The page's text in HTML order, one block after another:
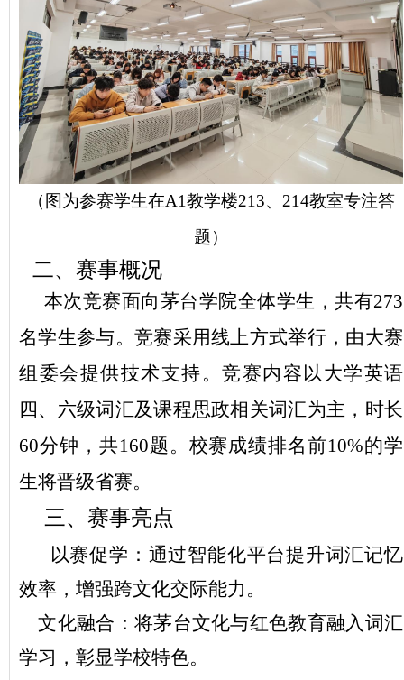
（图为参赛学生在A1教学楼213、 214教室专注答
题）
二、赛事概况
本次竞赛面向茅台学院全体学生，共有273
名学生参与。 竞赛采用线上方式举行，由大赛
组委会提供技术支持。 竞赛内容 以大学英语
四、六级词汇及课程思政相关词汇为主，时长
60分钟，共160题。校赛成绩排名前10%的学
生将晋级省赛。
三、赛事亮点
以赛促学：通过智能化平台提升词汇记忆
效率，增强跨文化交际能力。
文化融合：将茅台文化与红色教育融入词汇
学习，彰显学校特色。